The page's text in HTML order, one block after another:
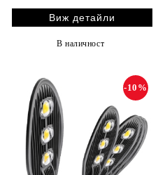
Виж детайли
В наличност
-10%